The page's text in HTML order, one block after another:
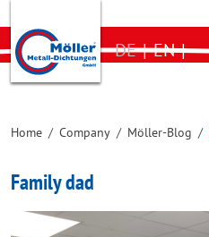
DE | EN |
Home / Company / Möller-Blog /
Family dad